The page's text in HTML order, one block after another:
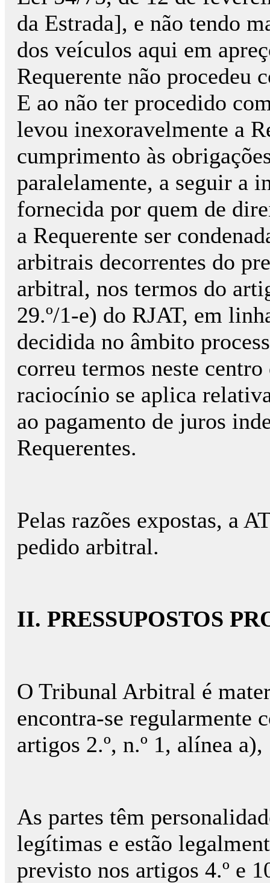
da Estrada], e não tendo
dos veículos aqui em
Requerente não procedeu
E ao não ter procedido
levou inexoravelmente a
cumprimento às
paralelamente, a seguir a
fornecida por quem de
a Requerente ser
arbitrais decorrentes do
arbitral, nos termos do
29.º/1-e) do RJAT, em
decidida no âmbito
correu termos neste
raciocínio se aplica
ao pagamento de juros
Requerentes.
Pelas razões expostas, a
pedido arbitral.
II. PRESSUPOSTOS
O Tribunal Arbitral é
encontra-se regularmente
artigos 2.º, n.º 1, alínea a),
As partes têm
legítimas e estão
previsto nos artigos 4.º e